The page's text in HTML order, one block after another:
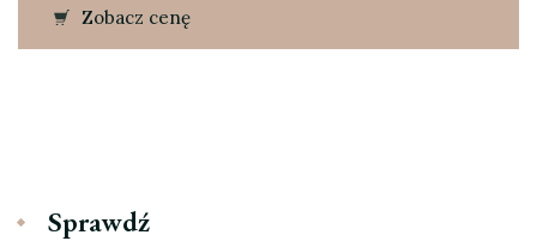
Zobacz cenę
Sprawdź